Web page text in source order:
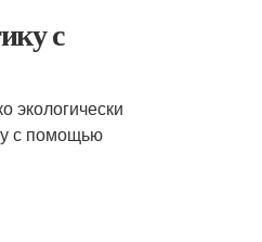
с
экологически
с помощью